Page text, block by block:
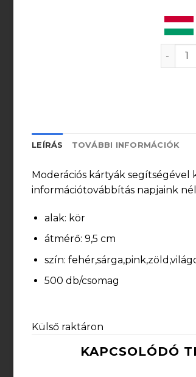
Kör
LEÍRÁS TOVÁBBI INFORMÁCIÓK
Moderációs kártyák
információtovábbítás napjaink
alak: kör
átmérő: 9,5 cm
szín:
500 db/csomag
Külső raktáron
KAPCSOLÓDÓ